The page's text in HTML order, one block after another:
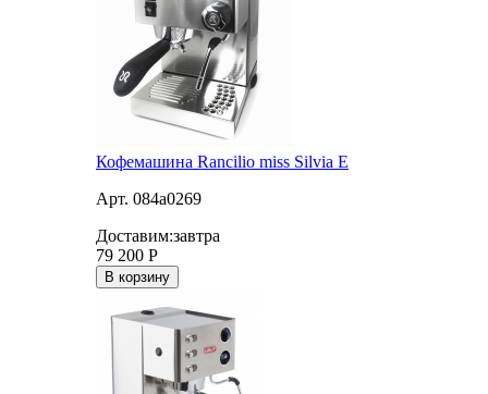
Кофемашина Rancilio miss Silvia E
Арт. 084a0269
Доставим:завтра
79 200 Р
В корзину